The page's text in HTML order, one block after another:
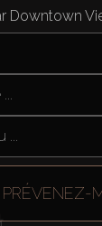
Downtown
...
PRÉVENEZ-